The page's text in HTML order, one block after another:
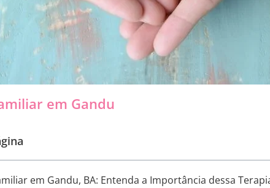
em Gandu
em Gandu, BA: Entenda a Importância dessa